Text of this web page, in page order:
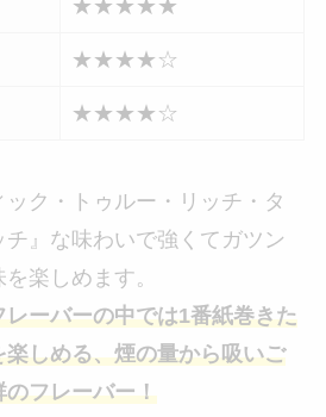
★★★★★
★★★★☆
★★★★☆
ク・トゥルー・リッチ・タ
』な味わいで強くてガツン
楽しめます。
ーバーの中では1番紙巻きた
しめる、煙の量から吸いご
フレーバー！